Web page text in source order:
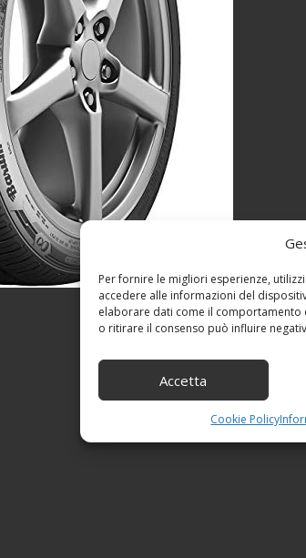
Per fornire le migliori esperienze,
accedere alle informazioni del
elaborare dati come il comportamento
o ritirare il consenso può influire
Accetta
Cookie Policy